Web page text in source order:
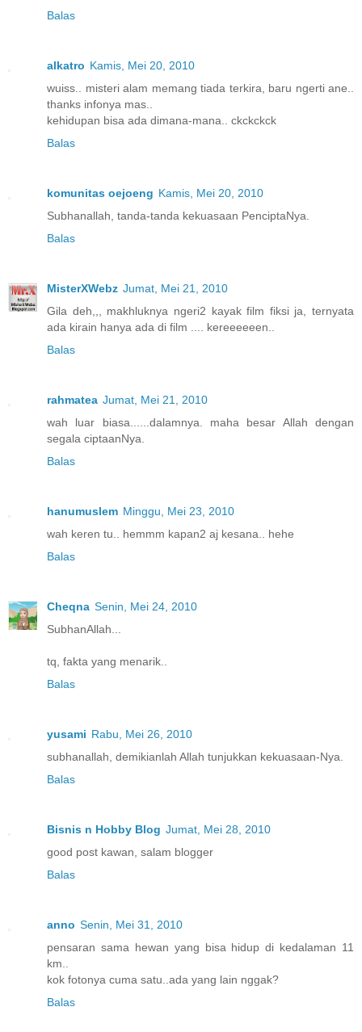
Balas
alkatro Kamis, Mei 20, 2010
wuiss.. misteri alam memang tiada terkira, baru ngerti ane..
thanks infonya mas..
kehidupan bisa ada dimana-mana.. ckckckck
Balas
komunitas oejoeng Kamis, Mei 20, 2010
Subhanallah, tanda-tanda kekuasaan PenciptaNya.
Balas
MisterXWebz Jumat, Mei 21, 2010
Gila deh,,, makhluknya ngeri2 kayak film fiksi ja, ternyata
ada kirain hanya ada di film .... kereeeeeen..
Balas
rahmatea Jumat, Mei 21, 2010
wah luar biasa......dalamnya. maha besar Allah dengan
segala ciptaanNya.
Balas
hanumuslem Minggu, Mei 23, 2010
wah keren tu.. hemmm kapan2 aj kesana.. hehe
Balas
Cheqna Senin, Mei 24, 2010
SubhanAllah...
tq, fakta yang menarik..
Balas
yusami Rabu, Mei 26, 2010
subhanallah, demikianlah Allah tunjukkan kekuasaan-Nya.
Balas
Bisnis n Hobby Blog Jumat, Mei 28, 2010
good post kawan, salam blogger
Balas
anno Senin, Mei 31, 2010
pensaran sama hewan yang bisa hidup di kedalaman 11
km..
kok fotonya cuma satu..ada yang lain nggak?
Balas